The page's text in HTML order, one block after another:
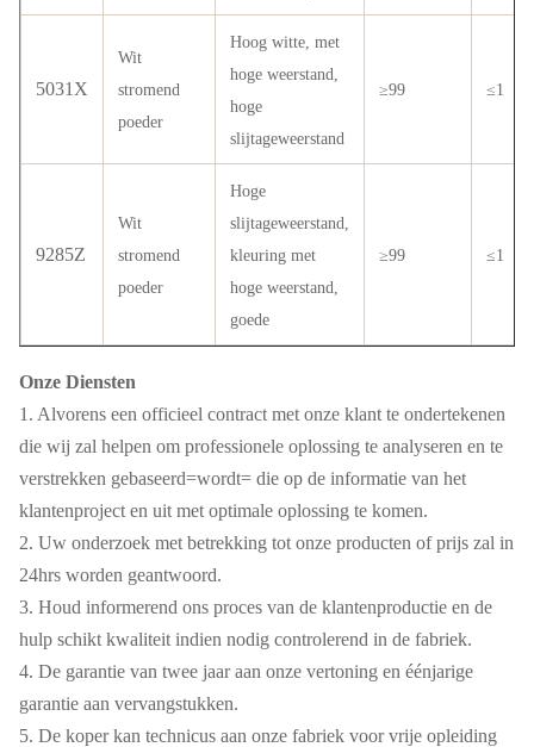
5031X
Wit
stromend
poeder
Hoog witte, met
hoge weerstand,
hoge
slijtageweerstand
≥99 ≤1
9285Z
Wit
stromend
poeder
Hoge
slijtageweerstand,
kleuring met
hoge weerstand,
goede
≥99 ≤1
Onze Diensten
1. Alvorens een officieel contract met onze klant te ondertekenen
die wij zal helpen om professionele oplossing te analyseren en te
verstrekken gebaseerd=wordt= die op de informatie van het
klantenproject en uit met optimale oplossing te komen.
2. Uw onderzoek met betrekking tot onze producten of prijs zal in
24hrs worden geantwoord.
3. Houd informerend ons proces van de klantenproductie en de
hulp schikt kwaliteit indien nodig controlerend in de fabriek.
4. De garantie van twee jaar aan onze vertoning en éénjarige
garantie aan vervangstukken.
5. De koper kan technicus aan onze fabriek voor vrije opleiding